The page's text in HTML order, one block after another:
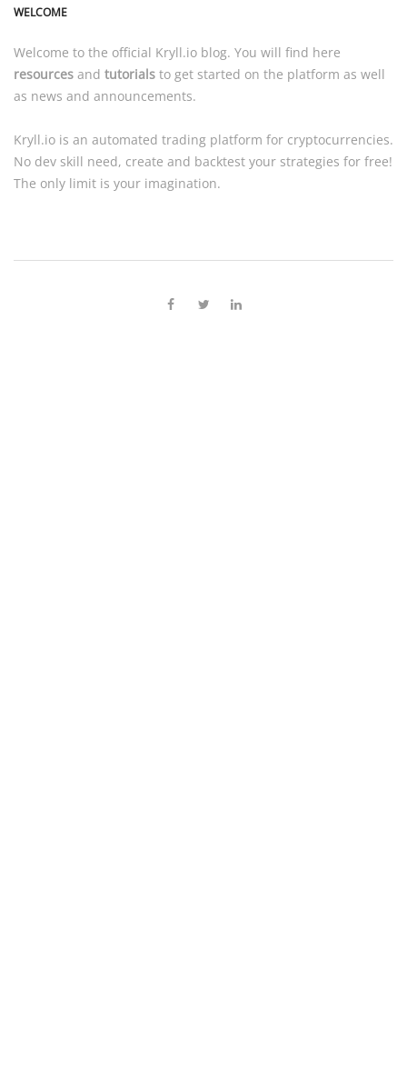
WELCOME
Welcome to the official Kryll.io blog. You will find here
resources and tutorials to get started on the platform as well
as news and announcements.
Kryll.io is an automated trading platform for cryptocurrencies.
No dev skill need, create and backtest your strategies for free!
The only limit is your imagination.